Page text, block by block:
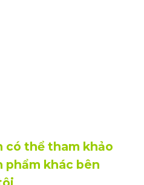
có thể tham khảo
phẩm khác bên